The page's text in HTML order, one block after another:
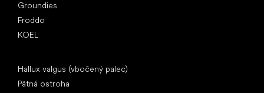
Groundies
Froddo
KOEL
Hallux valgus (vbočený palec)
Pätná ostroha